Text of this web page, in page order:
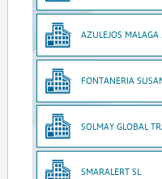
AZULEJOS MALAGA
FONTANERIA
SOLMAY GLOBAL
SMARALERT SL